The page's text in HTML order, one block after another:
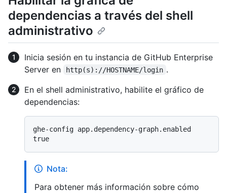
dependencias a través del shell
administrativo
Inicia sesión en tu instancia de GitHub Enterprise
Server en
http(s)://HOSTNAME/login .
En el shell administrativo, habilite el gráfico de
dependencias:
ghe-config app.dependency-graph.enabled
Nota:
Para obtener más información sobre cómo